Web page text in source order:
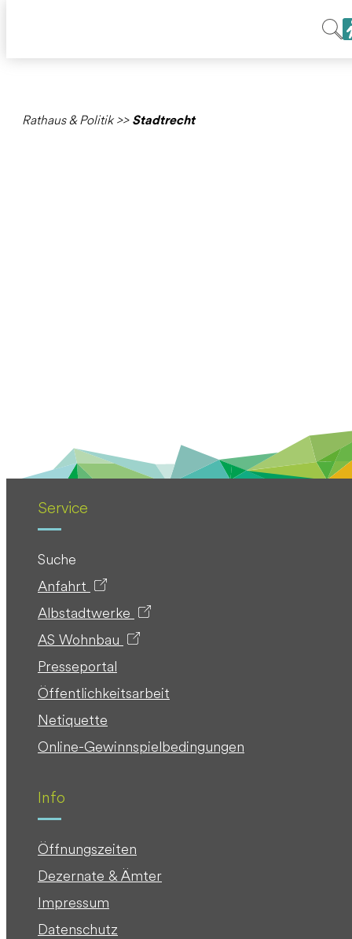
Rathaus & Politik>> Stadtrecht
Service
Suche
Anfahrt
Albstadtwerke
AS Wohnbau
Presseportal
Öffentlichkeitsarbeit
Netiquette
Online-Gewinnspielbedingungen
Info
Öffnungszeiten
Dezernate & Ämter
Impressum
Datenschutz